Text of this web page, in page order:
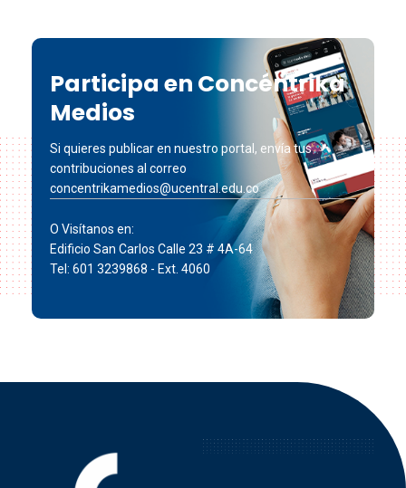
Participa en Concéntrika
Medios
Si quieres publicar en nuestro portal, envía tus
contribuciones al correo
concentrikamedios@ucentral.edu.co
O Visítanos en:
Edificio San Carlos Calle 23 # 4A-64
Tel: 601 3239868 - Ext. 4060